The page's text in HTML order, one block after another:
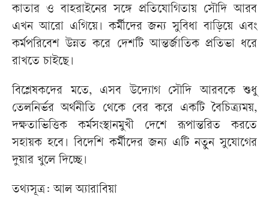
কাতার ও বাহরাইনের সঙ্গে প্রতিযোগিতায় সৌদি আরব
এখন আরো এগিয়ে। কর্মীদের জন্য সুবিধা বাড়িয়ে এবং
কর্মপরিবেশ উন্নত করে দেশটি আন্তর্জাতিক প্রতিভা ধরে
রাখতে চাইছে।
বিশ্লেষকদের মতে, এসব উদ্যোগ সৌদি আরবকে শুধু
তেলনির্ভর অর্থনীতি থেকে বের করে একটি বৈচিত্র্যময়,
দক্ষতাভিত্তিক কর্মসংস্থানমুখী দেশে রূপান্তরিত করতে
সহায়ক হবে। বিদেশি কর্মীদের জন্য এটি নতুন সুযোগের
দুয়ার খুলে দিচ্ছে।
তথ্যসূত্র: আল অ্যারাবিয়া